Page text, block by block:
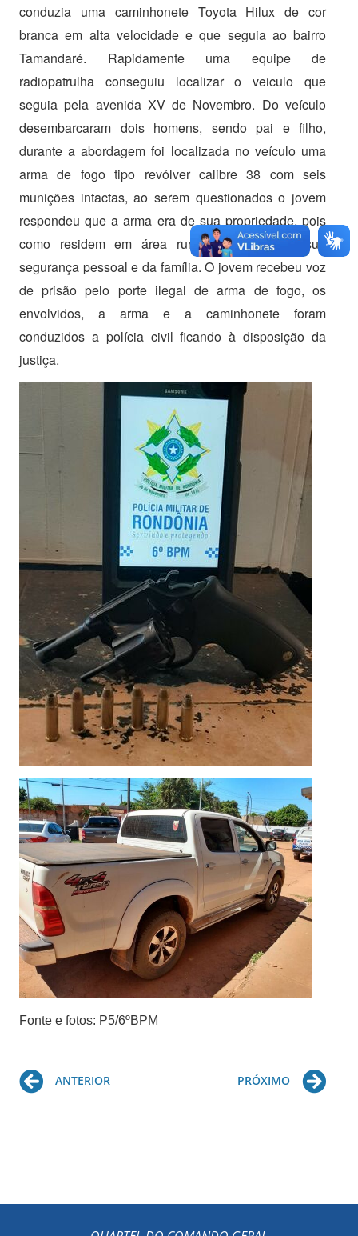
conduzia uma caminhonete Toyota Hilux de cor
branca em alta velocidade e que seguia ao bairro
Tamandaré. Rapidamente uma equipe de
radiopatrulha conseguiu localizar o veiculo que
seguia pela avenida XV de Novembro. Do veículo
desembarcaram dois homens, sendo pai e filho,
durante a abordagem foi localizada no veículo uma
arma de fogo tipo revólver calibre 38 com seis
munições intactas, ao serem questionados o jovem
respondeu que a arma era de sua propriedade, pois
como residem em área rural comprou para sua
segurança pessoal e da família. O jovem recebeu voz
de prisão pelo porte ilegal de arma de fogo, os
envolvidos, a arma e a caminhonete foram
conduzidos a polícia civil ficando à disposição da
justiça.
Fonte e fotos: P5/6ºBPM
Prev
ANTERIOR PRÓXIMO